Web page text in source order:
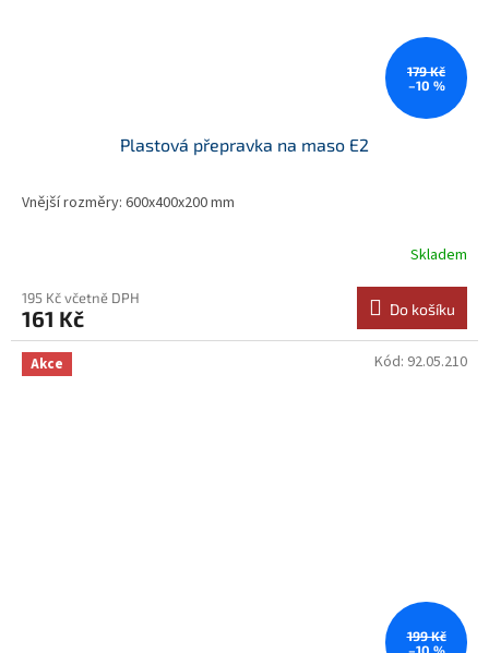
179 Kč
–10 %
Plastová přepravka na maso E2
Vnější rozměry: 600x400x200 mm
Skladem
195 Kč včetně DPH
161 Kč Do košíku
Akce
199 Kč
–10 %
Kód: 92.05.210